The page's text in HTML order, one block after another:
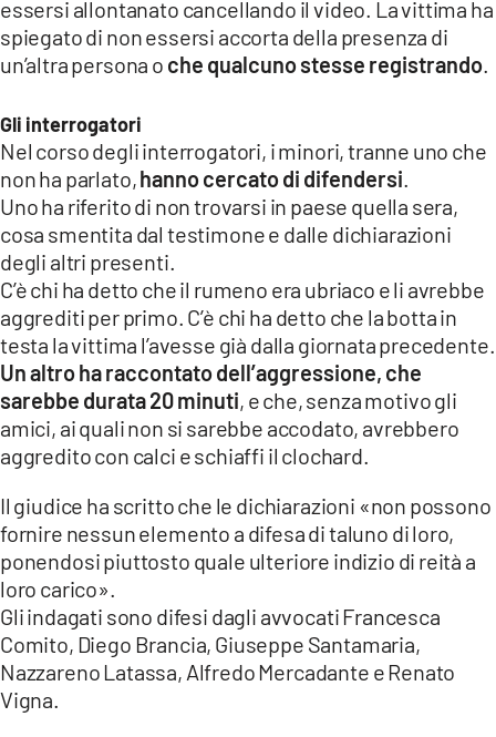
essersi allontanato cancellando il video. La vittima ha
spiegato di non essersi accorta della presenza di
un’altra persona o che qualcuno stesse registrando.
Gli interrogatori
Nel corso degli interrogatori, i minori, tranne uno che
non ha parlato,hanno cercato di difendersi
Uno ha riferito di non trovarsi in paese quella sera,
cosa smentita dal testimone e dalle dichiarazioni
degli altri presenti.
C’è chi ha detto che il rumeno era ubriaco e li avrebbe
aggrediti per primo. C’è chi ha detto che la botta in
testa la vittima l’avesse già dalla giornata precedente.
Un altro ha raccontato dell’aggressione, che
sarebbe durata 20 minuti, e che, senza motivo gli
amici, ai quali non si sarebbe accodato, avrebbero
aggredito con calci e schiaffi il clochard.
Il giudice ha scritto che le dichiarazioni «non possono
fornire nessun elemento a difesa di taluno di loro,
ponendosi piuttosto quale ulteriore indizio di reità a
loro carico».
Gli indagati sono difesi dagli avvocati Francesca
Comito, Diego Brancia, Giuseppe Santamaria,
Nazzareno Latassa, Alfredo Mercadante e Renato
Vigna.